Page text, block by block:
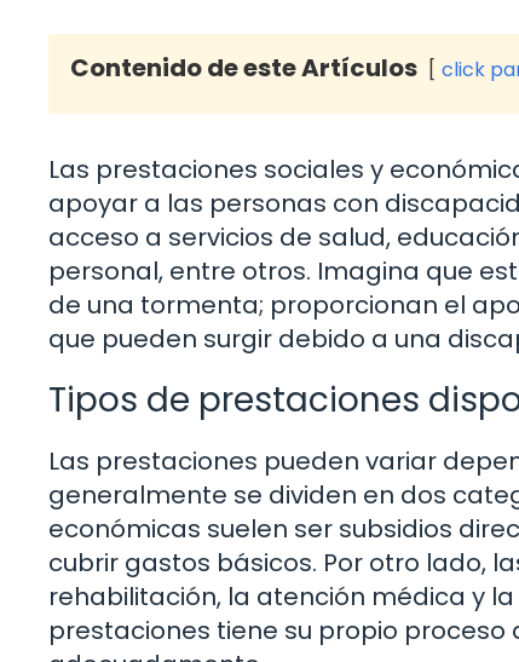
Contenido de este Artículos click
Las prestaciones sociales y
apoyar a las personas con
acceso a servicios de salud,
personal, entre otros. Imagina que
de una tormenta; proporcionan el
que pueden surgir debido a una
Tipos de prestaciones
Las prestaciones pueden variar
generalmente se dividen en dos
económicas suelen ser subsidios
cubrir gastos básicos. Por otro lado,
rehabilitación, la atención médica y
prestaciones tiene su propio proceso